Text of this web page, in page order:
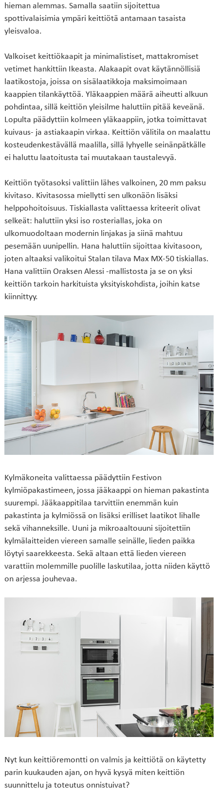
hieman alemmas. Samalla saatiin sijoitettua
spottivalaisimia ympäri keittiötä antamaan tasaista
yleisvaloa.
Valkoiset keittiökaapit ja minimalistiset, mattakromiset
vetimet hankittiin Ikeasta. Alakaapit ovat käytännöllisiä
laatikostoja, joissa on sisälaatikkoja maksimoimaan
kaappien tilankäyttöä. Yläkaappien määrä aiheutti alkuun
pohdintaa, sillä keittiön yleisilme haluttiin pitää keveänä.
Lopulta päädyttiin kolmeen yläkaappiin, jotka toimittavat
kuivaus- ja astiakaapin virkaa. Keittiön välitila on maalattu
kosteudenkestävällä maalilla, sillä lyhyelle seinänpätkälle
ei haluttu laatoitusta tai muutakaan taustalevyä.
Keittiön työtasoksi valittiin lähes valkoinen, 20 mm paksu
kivitaso. Kivitasossa miellytti sen ulkonäön lisäksi
helppohoitoisuus. Tiskiallasta valittaessa kriteerit olivat
selkeät: haluttiin yksi iso rosteriallas, joka on
ulkomuodoltaan modernin linjakas ja siinä mahtuu
pesemään uunipellin. Hana haluttiin sijoittaa kivitasoon,
joten altaaksi valikoitui Stalan tilava Max MX-50 tiskiallas.
Hana valittiin Oraksen Alessi -mallistosta ja se on yksi
keittiön tarkoin harkituista yksityiskohdista, joihin katse
kiinnittyy.
Kylmäkoneita valittaessa päädyttiin Festivon
kylmiöpakastimeen, jossa jääkaappi on hieman pakastinta
suurempi. Jääkaappitilaa tarvittiin enemmän kuin
pakastinta ja kylmiössä on lisäksi erilliset laatikot lihalle
sekä vihanneksille. Uuni ja mikroaaltouuni sijoitettiin
kylmälaitteiden viereen samalle seinälle, lieden paikka
löytyi saarekkeesta. Sekä altaan että lieden viereen
varattiin molemmille puolille laskutilaa, jotta niiden käyttö
on arjessa jouhevaa.
Nyt kun keittiöremontti on valmis ja keittiötä on käytetty
parin kuukauden ajan, on hyvä kysyä miten keittiön
suunnittelu ja toteutus onnistuivat?